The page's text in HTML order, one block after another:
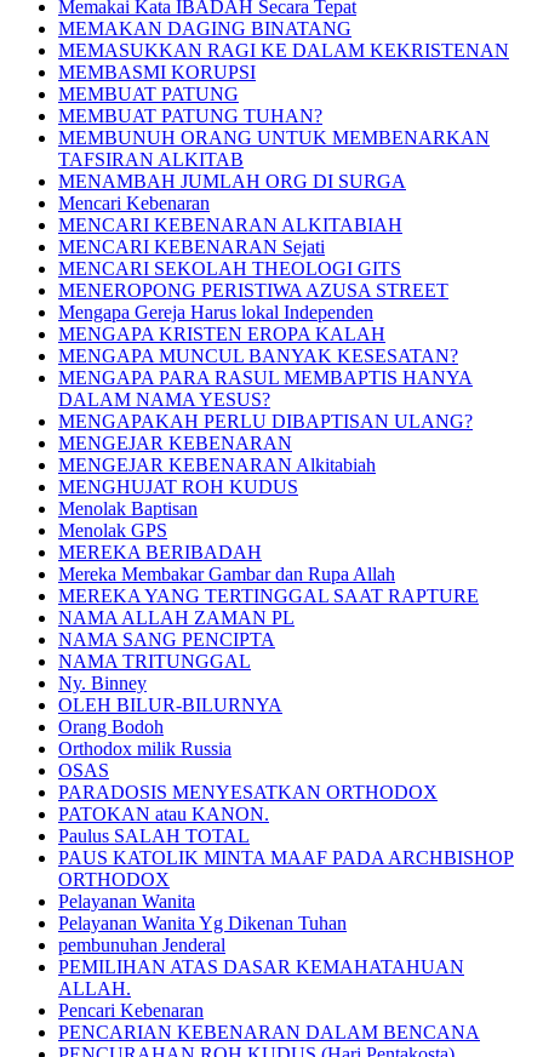
Memakai Kata IBADAH Secara Tepat
MEMAKAN DAGING BINATANG
MEMASUKKAN RAGI KE DALAM KEKRISTENAN
MEMBASMI KORUPSI
MEMBUAT PATUNG
MEMBUAT PATUNG TUHAN?
MEMBUNUH ORANG UNTUK MEMBENARKAN
TAFSIRAN ALKITAB
MENAMBAH JUMLAH ORG DI SURGA
Mencari Kebenaran
MENCARI KEBENARAN ALKITABIAH
MENCARI KEBENARAN Sejati
MENCARI SEKOLAH THEOLOGI GITS
MENEROPONG PERISTIWA AZUSA STREET
Mengapa Gereja Harus lokal Independen
MENGAPA KRISTEN EROPA KALAH
MENGAPA MUNCUL BANYAK KESESATAN?
MENGAPA PARA RASUL MEMBAPTIS HANYA
DALAM NAMA YESUS?
MENGAPAKAH PERLU DIBAPTISAN ULANG?
MENGEJAR KEBENARAN
MENGEJAR KEBENARAN Alkitabiah
MENGHUJAT ROH KUDUS
Menolak Baptisan
Menolak GPS
MEREKA BERIBADAH
Mereka Membakar Gambar dan Rupa Allah
MEREKA YANG TERTINGGAL SAAT RAPTURE
NAMA ALLAH ZAMAN PL
NAMA SANG PENCIPTA
NAMA TRITUNGGAL
Ny. Binney
OLEH BILUR-BILURNYA
Orang Bodoh
Orthodox milik Russia
OSAS
PARADOSIS MENYESATKAN ORTHODOX
PATOKAN atau KANON.
Paulus SALAH TOTAL
PAUS KATOLIK MINTA MAAF PADA ARCHBISHOP
ORTHODOX
Pelayanan Wanita
Pelayanan Wanita Yg Dikenan Tuhan
pembunuhan Jenderal
PEMILIHAN ATAS DASAR KEMAHATAHUAN
ALLAH.
Pencari Kebenaran
PENCARIAN KEBENARAN DALAM BENCANA